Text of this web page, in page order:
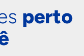
perto